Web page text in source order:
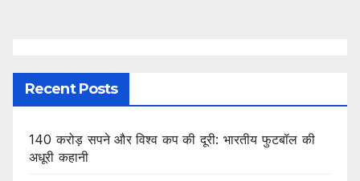
Recent Posts
140 करोड़ सपने और विश्व कप की दूरी: भारतीय फुटबॉल की
अधूरी कहानी